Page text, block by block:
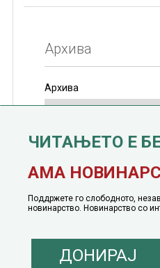
Архива
Архива
јануари, 1991 година
ЧИТАЊЕТО Е
АМА
Поддржете го слободното,
новинарство. Новинарство со
ДОНИРАЈ